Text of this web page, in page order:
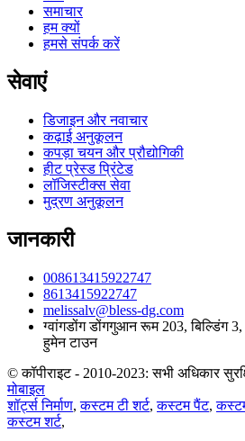
समाचार
हम क्यों
हमसे संपर्क करें
सेवाएं
डिजाइन और नवाचार
कढ़ाई अनुकूलन
कपड़ा चयन और प्रौद्योगिकी
हीट प्रेस्ड प्रिंटेड
लॉजिस्टीक्स सेवा
मुद्रण अनुकूलन
जानकारी
008613415922747
8613415922747
melissalv@bless-dg.com
ग्वांगडोंग डोंगगुआन रूम 203, बिल्डिंग 3,
हुमेन टाउन
© कॉपीराइट - 2010-2023: सभी अधिकार
मोबाइल
शॉर्ट्स निर्माण,कस्टम टी शर्ट,कस्टम पैंट,
कस्टम शर्ट,